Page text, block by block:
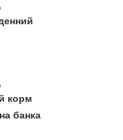
корм
банка